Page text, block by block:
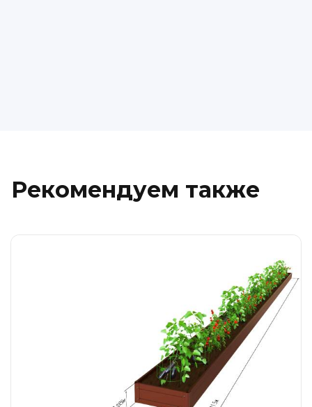
Рекомендуем также